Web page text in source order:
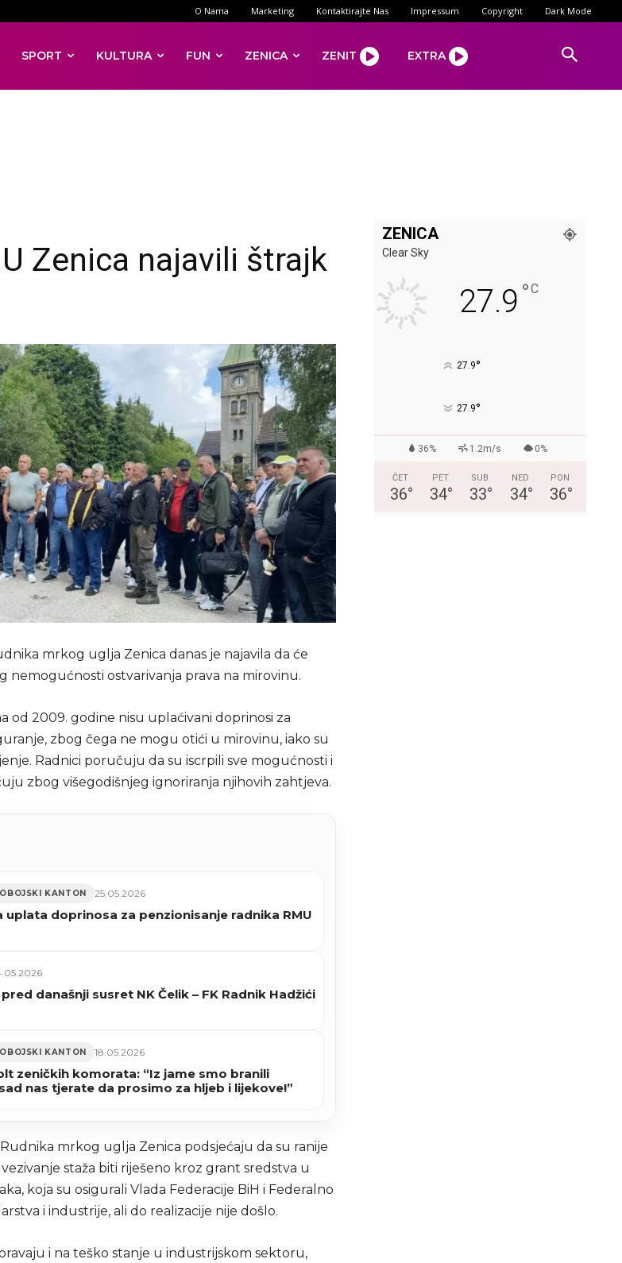
O Nama Marketing Kontaktirajte Nas Impressum Copyright Dark Mode
SPORT KULTURA FUN ZENICA ZENIT EXTRA
Zenica najavili štrajk
mrkog uglja Zenica danas je najavila da će
nemogućnosti ostvarivanja prava na mirovinu.
od 2009. godine nisu uplaćivani doprinosi za
zbog čega ne mogu otići u mirovinu, iako su
Radnici poručuju da su iscrpili sve mogućnosti i
zbog višegodišnjeg ignoriranja njihovih zahtjeva.
KANTON 25.05.2026
uplata doprinosa za penzionisanje radnika RMU
današnji susret NK Čelik – FK Radnik Hadžići
KANTON 18.05.2026
zeničkih komorata: “Iz jame smo branili
nas tjerate da prosimo za hljeb i lijekove!”
mrkog uglja Zenica podsjećaju da su ranije
staža biti riješeno kroz grant sredstva u
koja su osigurali Vlada Federacije BiH i Federalno
i industrije, ali do realizacije nije došlo.
i na teško stanje u industrijskom sektoru,
ZENICA
Clear Sky
27.9 °C
27.9°
27.9°
36% 1.2m/s 0%
ČET
36°
PET
34°
SUB
33°
NED
34°
PON
36°